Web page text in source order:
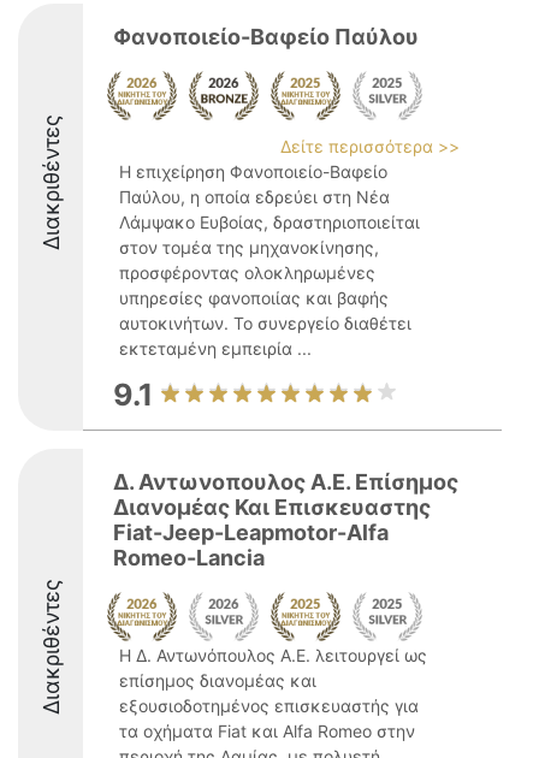
Διακριθέντες
Φανοποιείο-Βαφείο Παύλου
Δείτε περισσότερα >>
Η επιχείρηση Φανοποιείο-Βαφείο
Παύλου, η οποία εδρεύει στη Νέα
Λάμψακο Ευβοίας, δραστηριοποιείται
στον τομέα της μηχανοκίνησης,
προσφέροντας ολοκληρωμένες
υπηρεσίες φανοποιίας και βαφής
αυτοκινήτων. Το συνεργείο διαθέτει
εκτεταμένη εμπειρία ...
9.1
Διακριθέντες
Δ. Αντωνοπουλος Α.Ε. Επίσημος
Διανομέας Και Επισκευαστης
Fiat-Jeep-Leapmotor-Alfa
Romeo-Lancia
Η Δ. Αντωνόπουλος Α.Ε. λειτουργεί ως
επίσημος διανομέας και
εξουσιοδοτημένος επισκευαστής για
τα οχήματα Fiat και Alfa Romeo στην